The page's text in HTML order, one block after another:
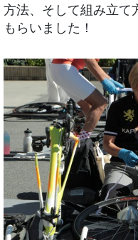
方法、そして組み立て
もらいました！